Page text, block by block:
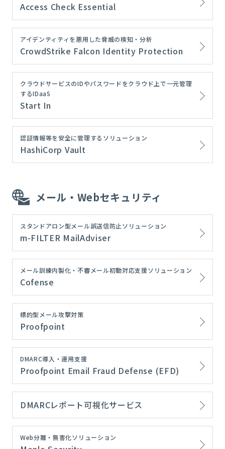
Access Check Essential
アイデンティティを悪用した脅威の検知・分析
CrowdStrike Falcon Identity Protection
クラウドサービスのIDやパスワードをクラウド上で一元管理
するIDaaS
Start In
認証情報等を安全に管理するソリューション
HashiCorp Vault
メール・Webセキュリティ
スタンドアロン型メール誤送信防止ソリューション
m-FILTER MailAdviser
メール訓練内製化・不審メール初動対応支援ソリューション
Cofense
標的型メール攻撃対策
Proofpoint
DMARC導入・運用支援
Proofpoint Email Fraud Defense (EFD)
DMARCレポート可視化サービス
Web分離・無害化ソリューション